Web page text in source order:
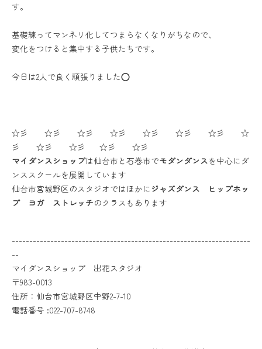
す。
基礎練ってマンネリ化してつまらなくなりがちなので、
変化をつけると集中する子供たちです。
今日は2人で良く頑張りました⭕️
☆彡 ☆彡 ☆彡 ☆彡 ☆彡 ☆彡 ☆彡 ☆
彡 ☆彡 ☆彡 ☆彡 ☆彡
マイダンスショップは仙台市と石巻市でモダンダンスを中心にダ
ンススクールを展開しています
仙台市宮城野区のスタジオではほかに ジャズダンス ヒップホッ
プ ヨガ ストレッチのクラスもあります
--------------------------------------------------------------------
--
マイダンスショップ 出花スタジオ
〒983-0013
住所：仙台市宮城野区中野2-7-10
電話番号 :022-707-8748